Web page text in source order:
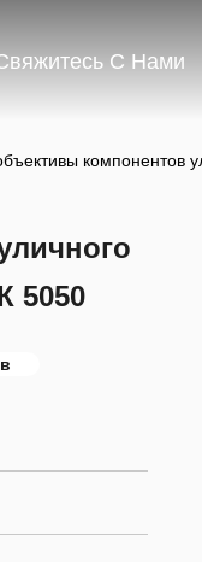
С Нами
компонентов
5050